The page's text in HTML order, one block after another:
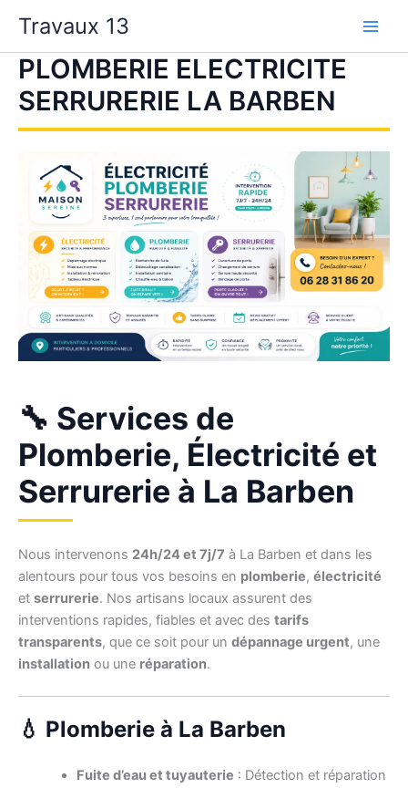
contenu
Travaux 13
PLOMBERIE ELECTRICITE
SERRURERIE LA BARBEN
🔧 Services de
Plomberie, Électricité et
Serrurerie à La Barben
Nous intervenons 24h/24 et 7j/7 à La Barben et dans les
alentours pour tous vos besoins en plomberie, électricité
et serrurerie. Nos artisans locaux assurent des
interventions rapides, fiables et avec des tarifs
transparents, que ce soit pour un dépannage urgent, une
installation ou une réparation.
💧 Plomberie à La Barben
Fuite d’eau et tuyauterie : Détection et réparation